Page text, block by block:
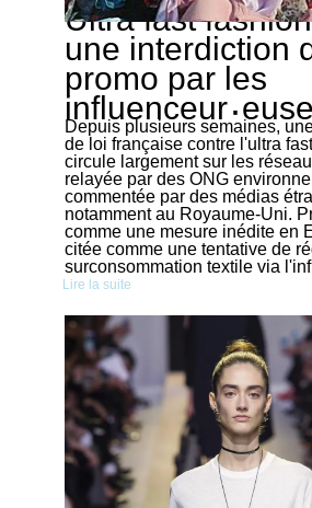
16/12/2025
Ultra fast
une interdiction
promo par les
influenceur·euse
Depuis plusieurs semaines,
de loi française contre l'ultra
circule largement sur les
relayée par des ONG
commentée par des médias
notamment au Royaume-Uni.
comme une mesure inédite en
citée comme une tentative de
surconsommation textile via
Lire la suite